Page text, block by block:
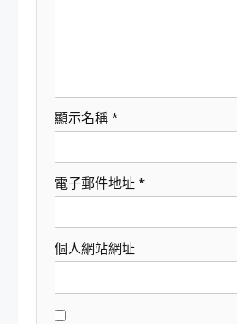
顯示名稱 *
電子郵件地址 *
個人網站網址